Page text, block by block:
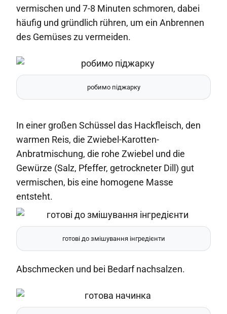
vermischen und 7-8 Minuten schmoren, dabei
häufig und gründlich rühren, um ein Anbrennen
des Gemüses zu vermeiden.
робимо піджарку
In einer großen Schüssel das Hackfleisch, den
warmen Reis, die Zwiebel-Karotten-
Anbratmischung, die rohe Zwiebel und die
Gewürze (Salz, Pfeffer, getrockneter Dill) gut
vermischen, bis eine homogene Masse
entsteht.
готові до змішування інгредієнти
Abschmecken und bei Bedarf nachsalzen.